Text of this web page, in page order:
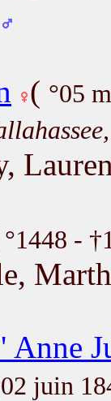
( °05
°1448 -
juin